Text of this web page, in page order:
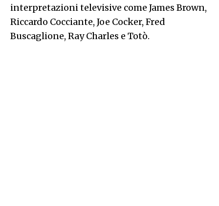
interpretazioni televisive come James Brown,
Riccardo Cocciante, Joe Cocker, Fred
Buscaglione, Ray Charles e Totò.